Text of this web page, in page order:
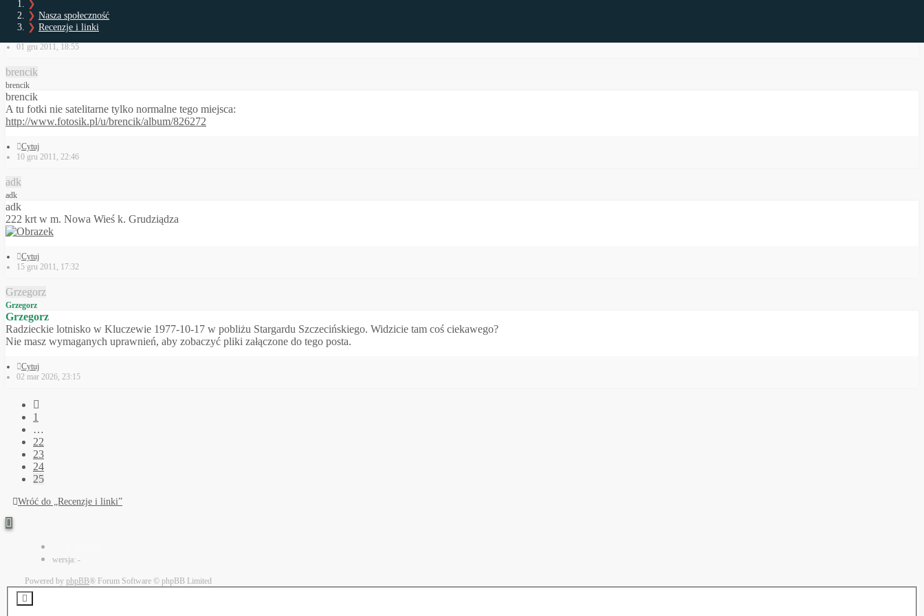
Nasza społeczność
Recenzje i linki
Współrzędne: 54 51 26.34N 20 10 55.23E
Cytuj
01 gru 2011, 18:55
brencik
brencik
brencik
A tu fotki nie satelitarne tylko normalne tego miejsca:
http://www.fotosik.pl/u/brencik/album/826272
Cytuj
10 gru 2011, 22:46
adk
adk
adk
222 krt w m. Nowa Wieś k. Grudziądza
Cytuj
15 gru 2011, 17:32
Grzegorz
Grzegorz
Grzegorz
Radzieckie lotnisko w Kluczewie 1977-10-17 w pobliżu Stargardu Szczecińskiego. Widzicie tam coś ciekawego?
Nie masz wymaganych uprawnień, aby zobaczyć pliki załączone do tego posta.
Cytuj
02 mar 2026, 23:15
1
…
22
23
24
25
Wróć do „Recenzje i linki”
wersja: -
Powered by phpBB® Forum Software © phpBB Limited